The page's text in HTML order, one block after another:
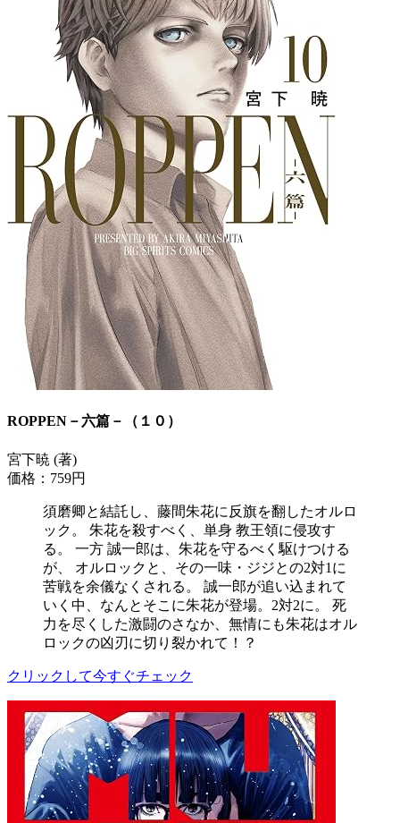
ROPPEN－六篇－（１０）
宮下暁 (著)
価格：759円
須磨卿と結託し、藤間朱花に反旗を翻したオルロ
ック。 朱花を殺すべく、単身 教王領に侵攻す
る。 一方 誠一郎は、朱花を守るべく駆けつける
が、 オルロックと、その一味・ジジとの2対1に
苦戦を余儀なくされる。 誠一郎が追い込まれて
いく中、なんとそこに朱花が登場。2対2に。 死
力を尽くした激闘のさなか、無情にも朱花はオル
ロックの凶刃に切り裂かれて！？
クリックして今すぐチェック